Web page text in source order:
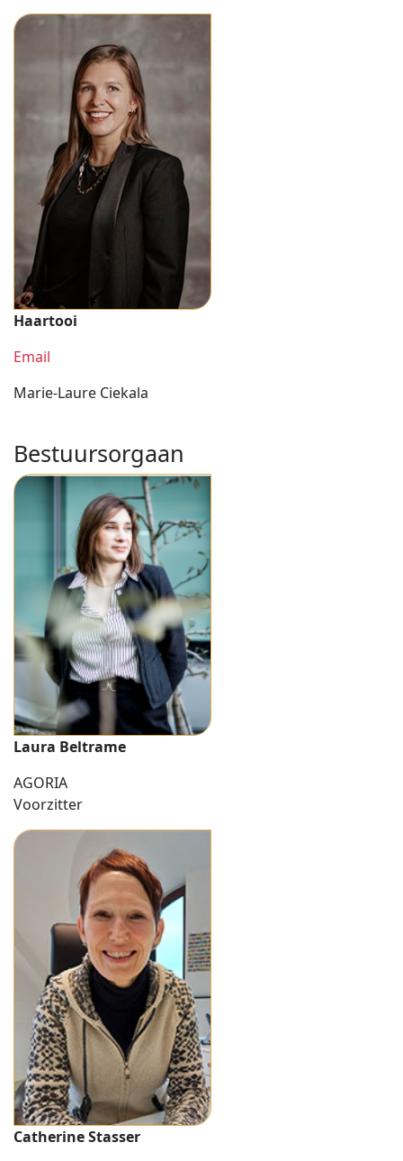
Haartooi
Email
Marie-Laure Ciekala
Bestuursorgaan
Laura Beltrame
AGORIA
Voorzitter
Catherine Stasser